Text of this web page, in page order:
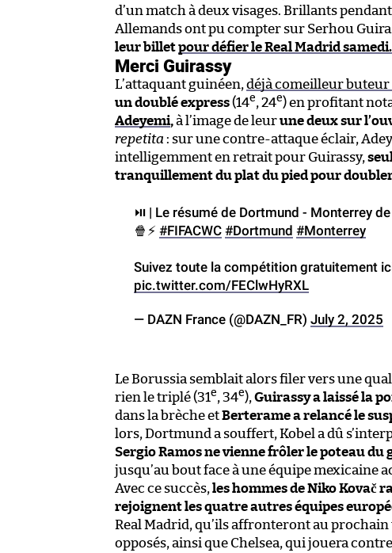
d’un match à deux visages. Brillants
Allemands ont pu compter sur Serhou
leur billetpour défier le Real Madrid samedi.
Merci Guirassy
L’attaquant guinéen, déjà comeilleur buteur
un doublé express(14e, 24e) en profitant
Adeyemi,à l’image de leurune deux sur
repetita : sur une contre-attaque éclair,
intelligemment en retrait pour Guirassy,
tranquillement du plat du pied pour
⏯ | Le résumé de Dortmund - Monterrey
🍿⚡️ #FIFACWC #Dortmund #Monterrey
Suivez toute la compétition gratuitement
pic.twitter.com/FEClwHyRXL
— DAZN France (@DAZN_FR) July 2, 2025
Le Borussia semblait alors filer vers une
rien le triplé (31e, 34e), Guirassy a laissé la
dans la brèche etBerterame a relancé le
lors, Dortmund a souffert, Kobel a dû
Sergio Ramos ne vienne frôler le poteau du
jusqu’au bout face à une équipe mexicaine
Avec ce succès, les hommes de Niko Kovač
rejoignent les quatre autres équipes
Real Madrid, qu’ils affronteront au prochain
opposés, ainsi que Chelsea, qui jouera